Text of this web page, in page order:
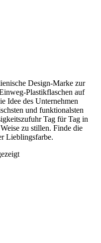
Design-Marke zur
Plastikflaschen auf
Idee des Unternehmen
und funktionalsten
Tag für Tag in
zu stillen. Finde die
Lieblingsfarbe.